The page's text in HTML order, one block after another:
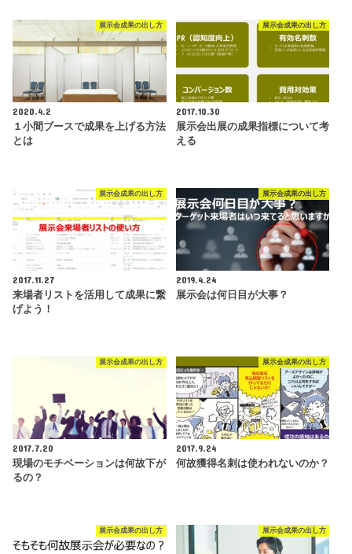
展示会成果の出し方
2020.4.2
１小間ブースで成果を上げる方法
とは
展示会成果の出し方
2017.10.30
展示会出展の成果指標について考
える
展示会成果の出し方
2017.11.27
来場者リストを活用して成果に繋
げよう！
展示会成果の出し方
2019.4.24
展示会は何日目が大事？
展示会成果の出し方
2017.7.20
現場のモチベーションは何故下が
るの？
展示会成果の出し方
2017.9.24
何故獲得名刺は使われないのか？
展示会成果の出し方 展示会成果の出し方